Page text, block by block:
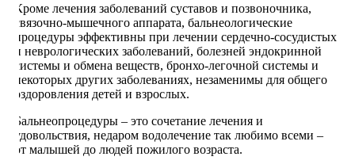
Кроме лечения заболеваний суставов и позвоночника,
связочно-мышечного аппарата, бальнеологические
процедуры эффективны при лечении сердечно-сосудистых
и неврологических заболеваний, болезней эндокринной
системы и обмена веществ, бронхо-легочной системы и
некоторых других заболеваниях, незаменимы для общего
оздоровления детей и взрослых.
Бальнеопроцедуры – это сочетание лечения и
удовольствия, недаром водолечение так любимо всеми –
от малышей до людей пожилого возраста.